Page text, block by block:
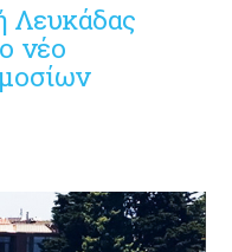
Λευκάδας
νέο